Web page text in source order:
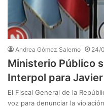
Andrea Gómez Salerno 24/
Ministerio Público
Interpol para
El Fiscal General de la
voz para denunciar la